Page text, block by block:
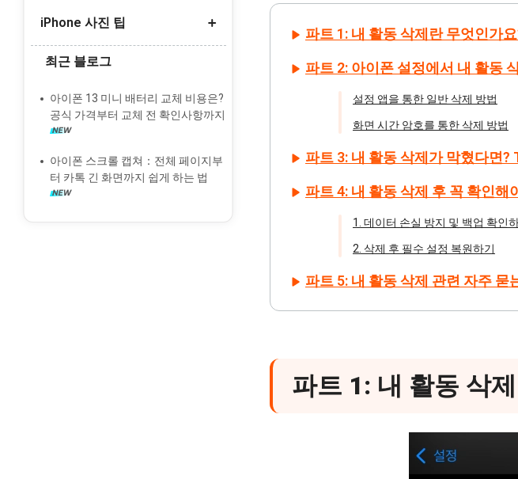
iPhone 사진 팁
갤럭시에서 아이폰으로 사진 옮기기
라이브 사진 스틸 사진으로 변환
iCloud와 iPhone에서 동기화 사진 삭
최근 블로그
아이폰 13 미니 배터리 교체 비용은?
공식 가격부터 교체 전 확인사항까지
아이폰 스크롤 캡쳐：전체 페이지부
터 카톡 긴 화면까지 쉽게 하는 법
파트 1: 내 활동 삭제란 무엇인가
파트 2: 아이폰 설정에서 내 활동
설정 앱을 통한 일반 삭제 방법
화면 시간 암호를 통한 삭제 방법
파트 3: 내 활동 삭제가 막혔다면?
파트 4: 내 활동 삭제 후 꼭 확인해
1. 데이터 손실 방지 및 백업 확인
2. 삭제 후 필수 설정 복원하기
파트 5: 내 활동 삭제 관련 자주 묻
파트 1: 내 활동 삭